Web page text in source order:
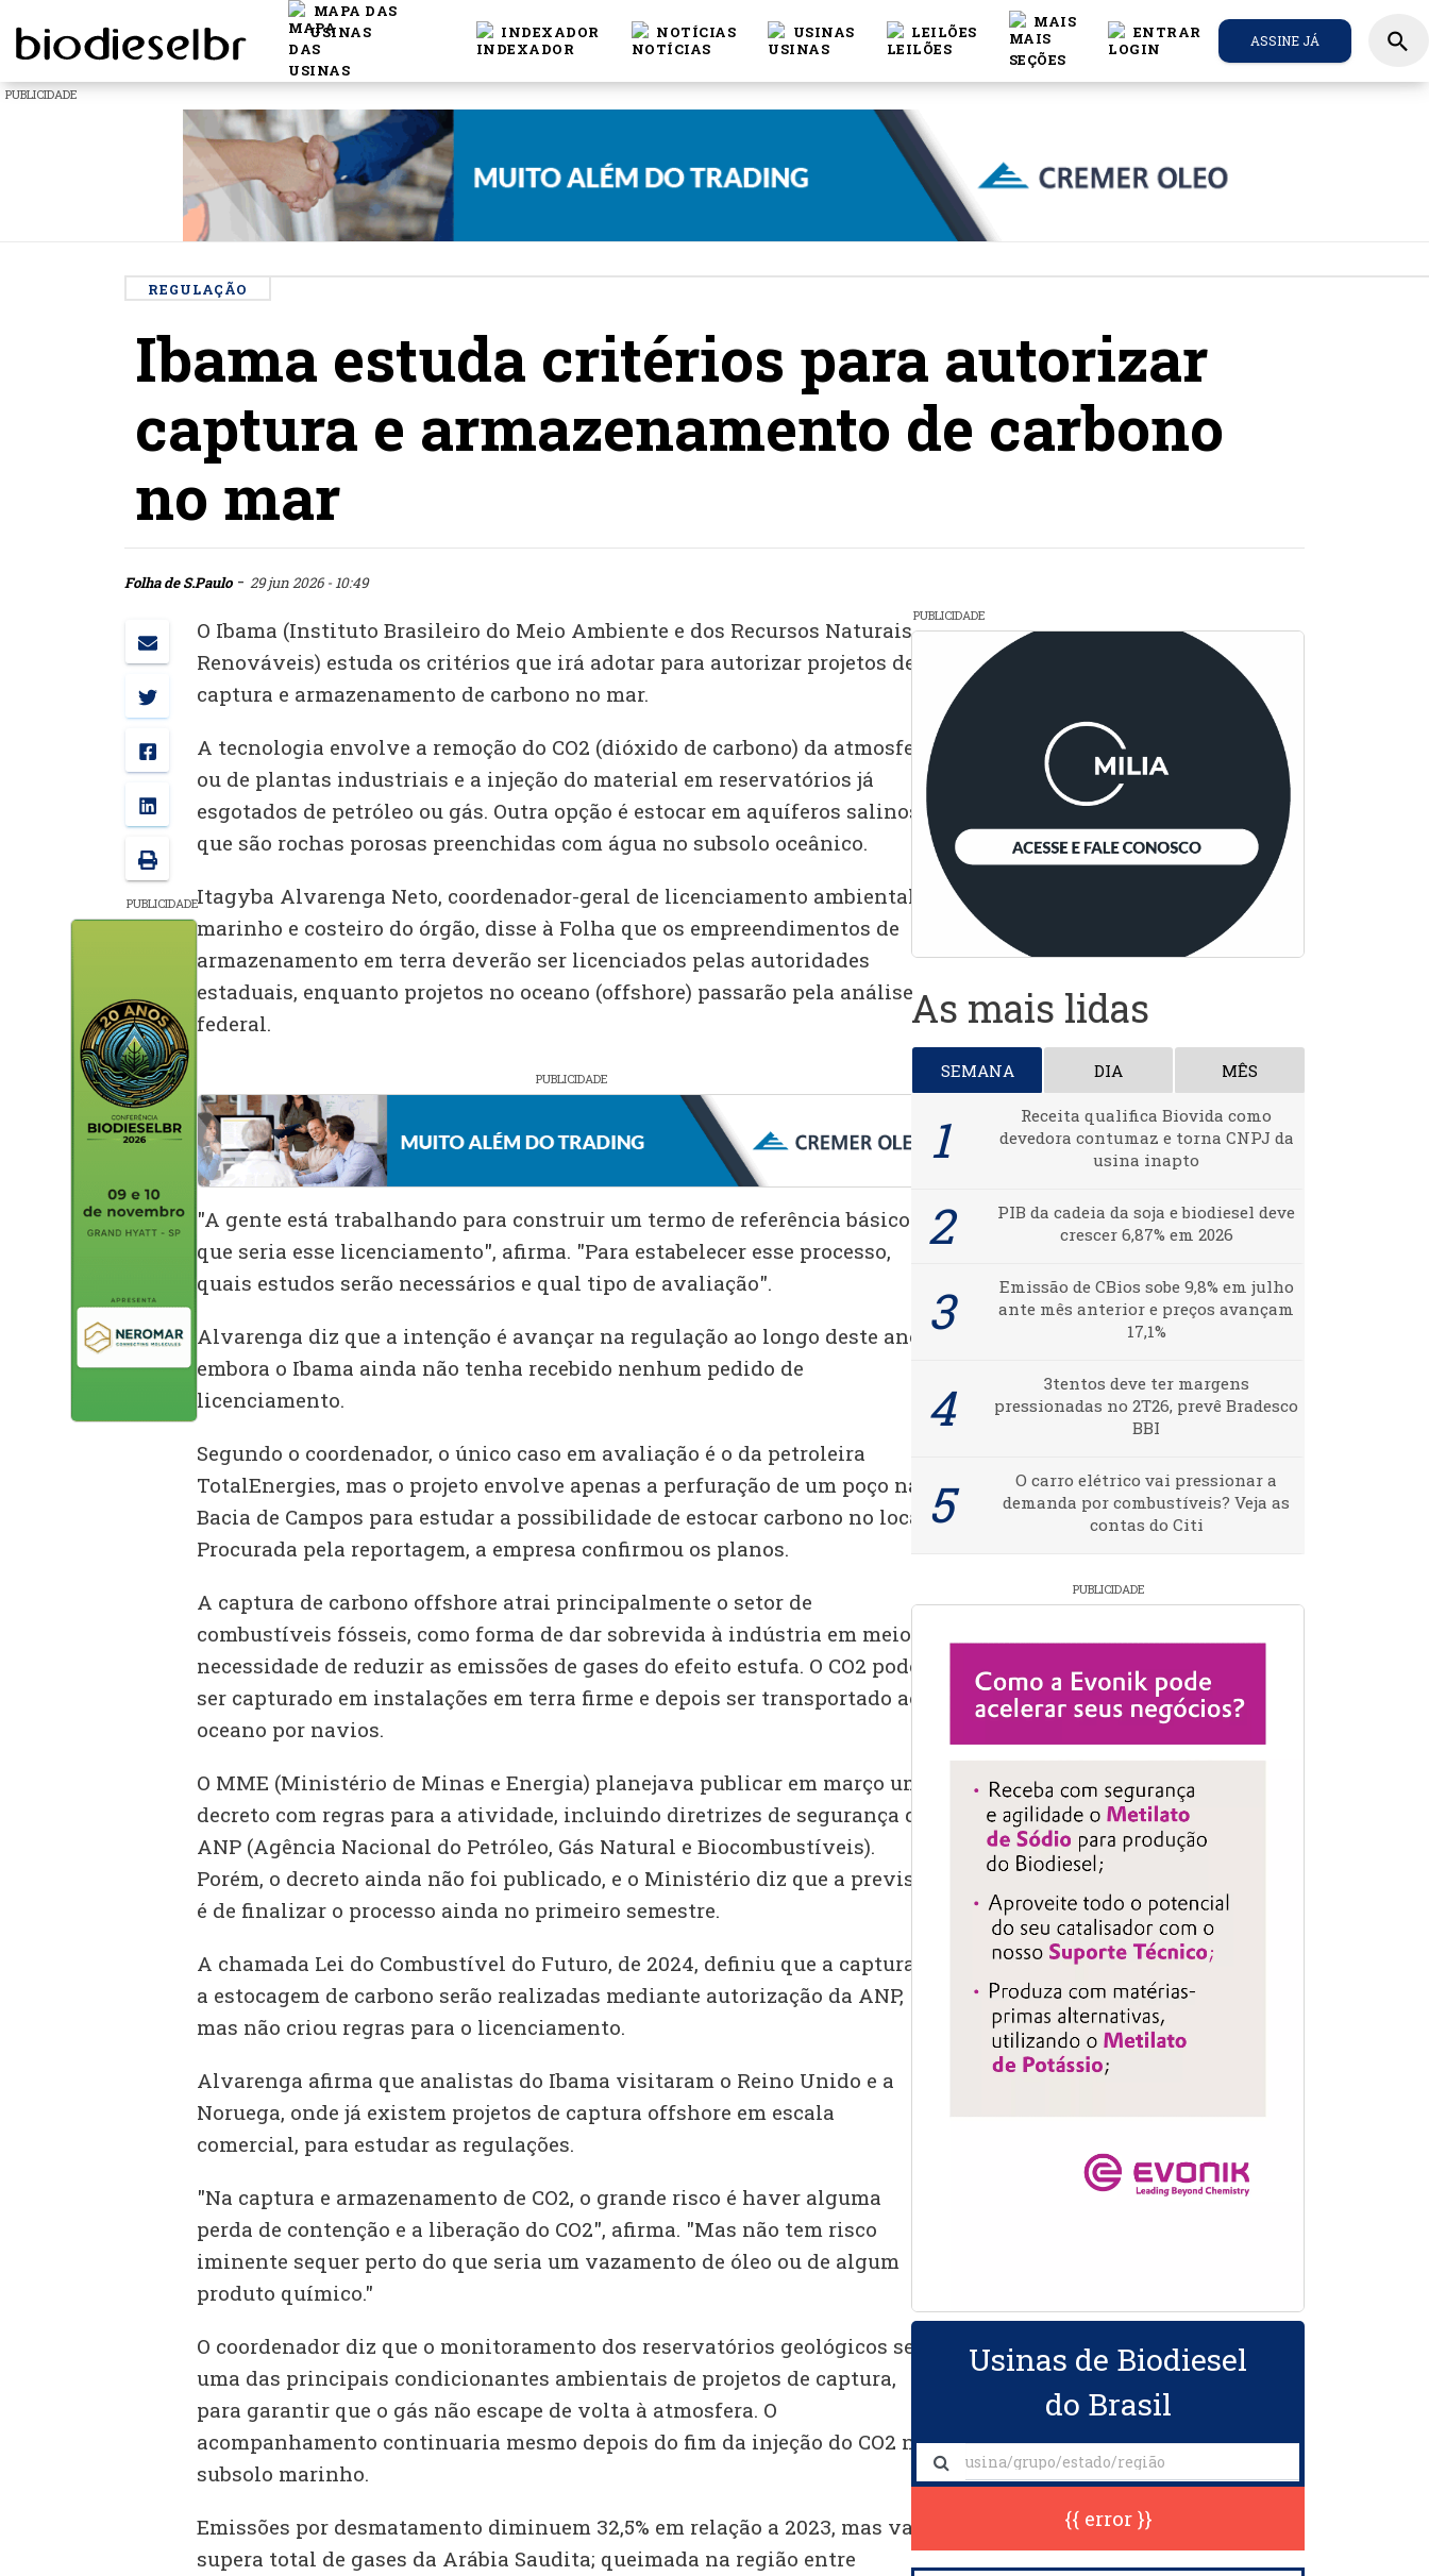
MAPA DAS
USINAS
INDEXADOR NOTÍCIAS USINAS LEILÕES
MAIS
ENTRAR ASSINE JÁ search
PUBLICIDADE
REGULAÇÃO
Ibama estuda critérios para autorizar
captura e armazenamento de carbono
no mar
Folha de S.Paulo- 29 jun 2026 - 10:49
PUBLICIDADE
O Ibama (Instituto Brasileiro do Meio Ambiente e dos Recursos Naturais
Renováveis) estuda os critérios que irá adotar para autorizar projetos de
captura e armazenamento de carbono no mar.
A tecnologia envolve a remoção do CO2 (dióxido de carbono) da atmosfera
ou de plantas industriais e a injeção do material em reservatórios já
esgotados de petróleo ou gás. Outra opção é estocar em aquíferos salinos,
que são rochas porosas preenchidas com água no subsolo oceânico.
Itagyba Alvarenga Neto, coordenador-geral de licenciamento ambiental
marinho e costeiro do órgão, disse à Folha que os empreendimentos de
armazenamento em terra deverão ser licenciados pelas autoridades
estaduais, enquanto projetos no oceano (offshore) passarão pela análise
federal.
PUBLICIDADE
"A gente está trabalhando para construir um termo de referência básico do
que seria esse licenciamento", afirma. "Para estabelecer esse processo,
quais estudos serão necessários e qual tipo de avaliação".
Alvarenga diz que a intenção é avançar na regulação ao longo deste ano,
embora o Ibama ainda não tenha recebido nenhum pedido de
licenciamento.
Segundo o coordenador, o único caso em avaliação é o da petroleira
TotalEnergies, mas o projeto envolve apenas a perfuração de um poço na
Bacia de Campos para estudar a possibilidade de estocar carbono no local.
Procurada pela reportagem, a empresa confirmou os planos.
A captura de carbono offshore atrai principalmente o setor de
combustíveis fósseis, como forma de dar sobrevida à indústria em meio à
necessidade de reduzir as emissões de gases do efeito estufa. O CO2 pode
ser capturado em instalações em terra firme e depois ser transportado ao
oceano por navios.
O MME (Ministério de Minas e Energia) planejava publicar em março um
decreto com regras para a atividade, incluindo diretrizes de segurança da
ANP (Agência Nacional do Petróleo, Gás Natural e Biocombustíveis).
Porém, o decreto ainda não foi publicado, e o Ministério diz que a previsão
é de finalizar o processo ainda no primeiro semestre.
A chamada Lei do Combustível do Futuro, de 2024, definiu que a captura e
a estocagem de carbono serão realizadas mediante autorização da ANP,
mas não criou regras para o licenciamento.
Alvarenga afirma que analistas do Ibama visitaram o Reino Unido e a
Noruega, onde já existem projetos de captura offshore em escala
comercial, para estudar as regulações.
"Na captura e armazenamento de CO2, o grande risco é haver alguma
perda de contenção e a liberação do CO2", afirma. "Mas não tem risco
iminente sequer perto do que seria um vazamento de óleo ou de algum
produto químico."
O coordenador diz que o monitoramento dos reservatórios geológicos será
uma das principais condicionantes ambientais de projetos de captura,
para garantir que o gás não escape de volta à atmosfera. O
acompanhamento continuaria mesmo depois do fim da injeção do CO2 no
subsolo marinho.
Emissões por desmatamento diminuem 32,5% em relação a 2023, mas valor
supera total de gases da Arábia Saudita; queimada na região entre
PUBLICIDADE
As mais lidas
SEMANA DIA MÊS
Receita qualifica Biovida como
devedora contumaz e torna CNPJ da
usina inapto
PIB da cadeia da soja e biodiesel deve
crescer 6,87% em 2026
Emissão de CBios sobe 9,8% em julho
ante mês anterior e preços avançam
17,1%
3tentos deve ter margens
pressionadas no 2T26, prevê Bradesco
BBI
O carro elétrico vai pressionar a
demanda por combustíveis? Veja as
contas do Citi
PUBLICIDADE
Usinas de Biodiesel
do Brasil
{{ error }}